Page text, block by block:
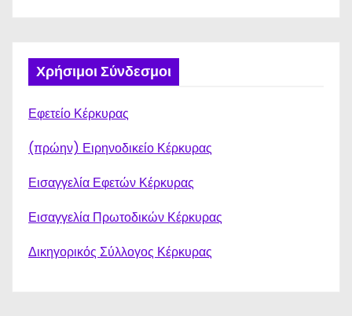
Χρήσιμοι Σύνδεσμοι
Εφετείο Κέρκυρας
(πρώην) Ειρηνοδικείο Κέρκυρας
Εισαγγελία Εφετών Κέρκυρας
Εισαγγελία Πρωτοδικών Κέρκυρας
Δικηγορικός Σύλλογος Κέρκυρας